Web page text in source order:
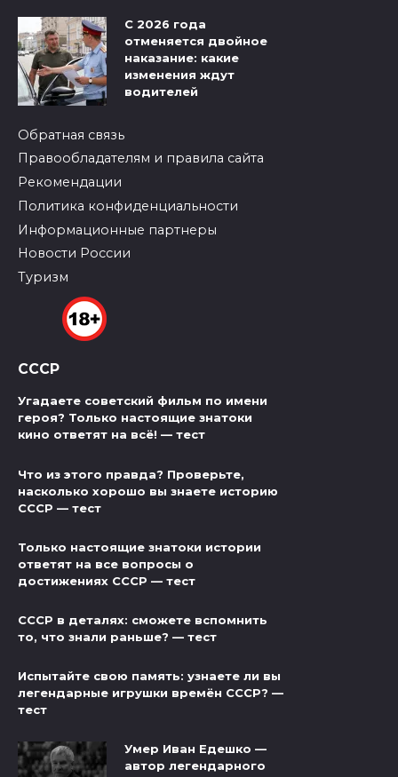
С 2026 года
отменяется двойное
наказание: какие
изменения ждут
водителей
Обратная связь
Правообладателям и правила сайта
Рекомендации
Политика конфиденциальности
Информационные партнеры
Новости России
Туризм
СССР
Угадаете советский фильм по имени
героя? Только настоящие знатоки
кино ответят на всё! — тест
Что из этого правда? Проверьте,
насколько хорошо вы знаете историю
СССР — тест
Только настоящие знатоки истории
ответят на все вопросы о
достижениях СССР — тест
СССР в деталях: сможете вспомнить
то, что знали раньше? — тест
Испытайте свою память: узнаете ли вы
легендарные игрушки времён СССР? —
тест
Умер Иван Едешко —
автор легендарного